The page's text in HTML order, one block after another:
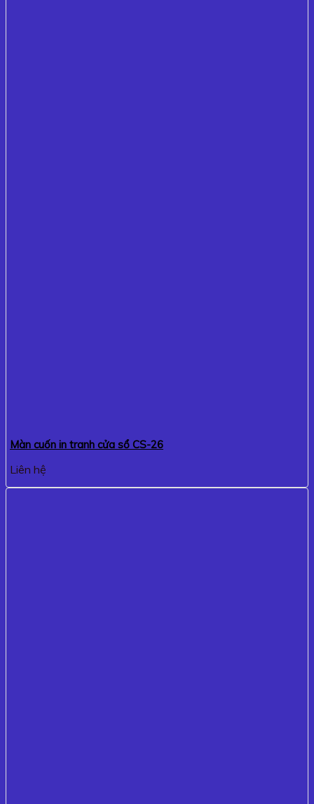
Màn cuốn in tranh cửa sổ CS-26
Liên hệ